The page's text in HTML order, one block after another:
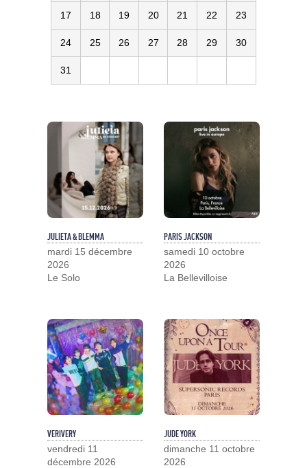
17 18 19 20 21 22 23
24 25 26 27 28 29 30
31
JULIETA & BLEMMA
mardi 15 décembre
2026
Le Solo
PARIS JACKSON
samedi 10 octobre
2026
La Bellevilloise
VERIVERY
vendredi 11
décembre 2026
JUDE YORK
dimanche 11 octobre
2026